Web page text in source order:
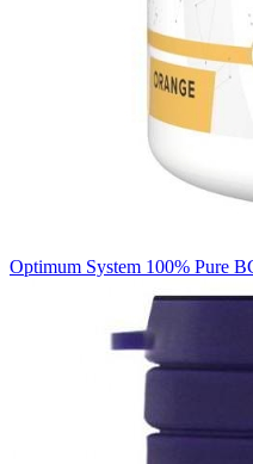
Optimum System 100% Pure